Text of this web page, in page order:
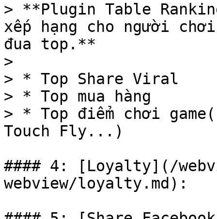
> **Plugin Table
xếp hạng cho người
đua top.**
>
> * Top Share Viral
> * Top mua hàng
> * Top điểm chơi
Touch Fly...)
#### 4: [Loyalty](/
webview/loyalty.md):